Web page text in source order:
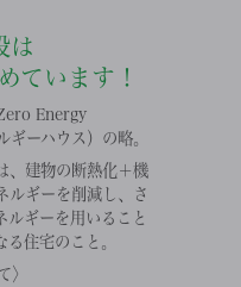
は
ています！
Energy
ーハウス）の略。
、建物の断熱化＋機
ルギーを削減し、さ
ルギーを用いること
住宅のこと。
〉